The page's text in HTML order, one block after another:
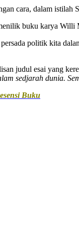
cara, dalam
buku karya Willi
politik kita
judul esai yang
sedjarah dunia.
Buku